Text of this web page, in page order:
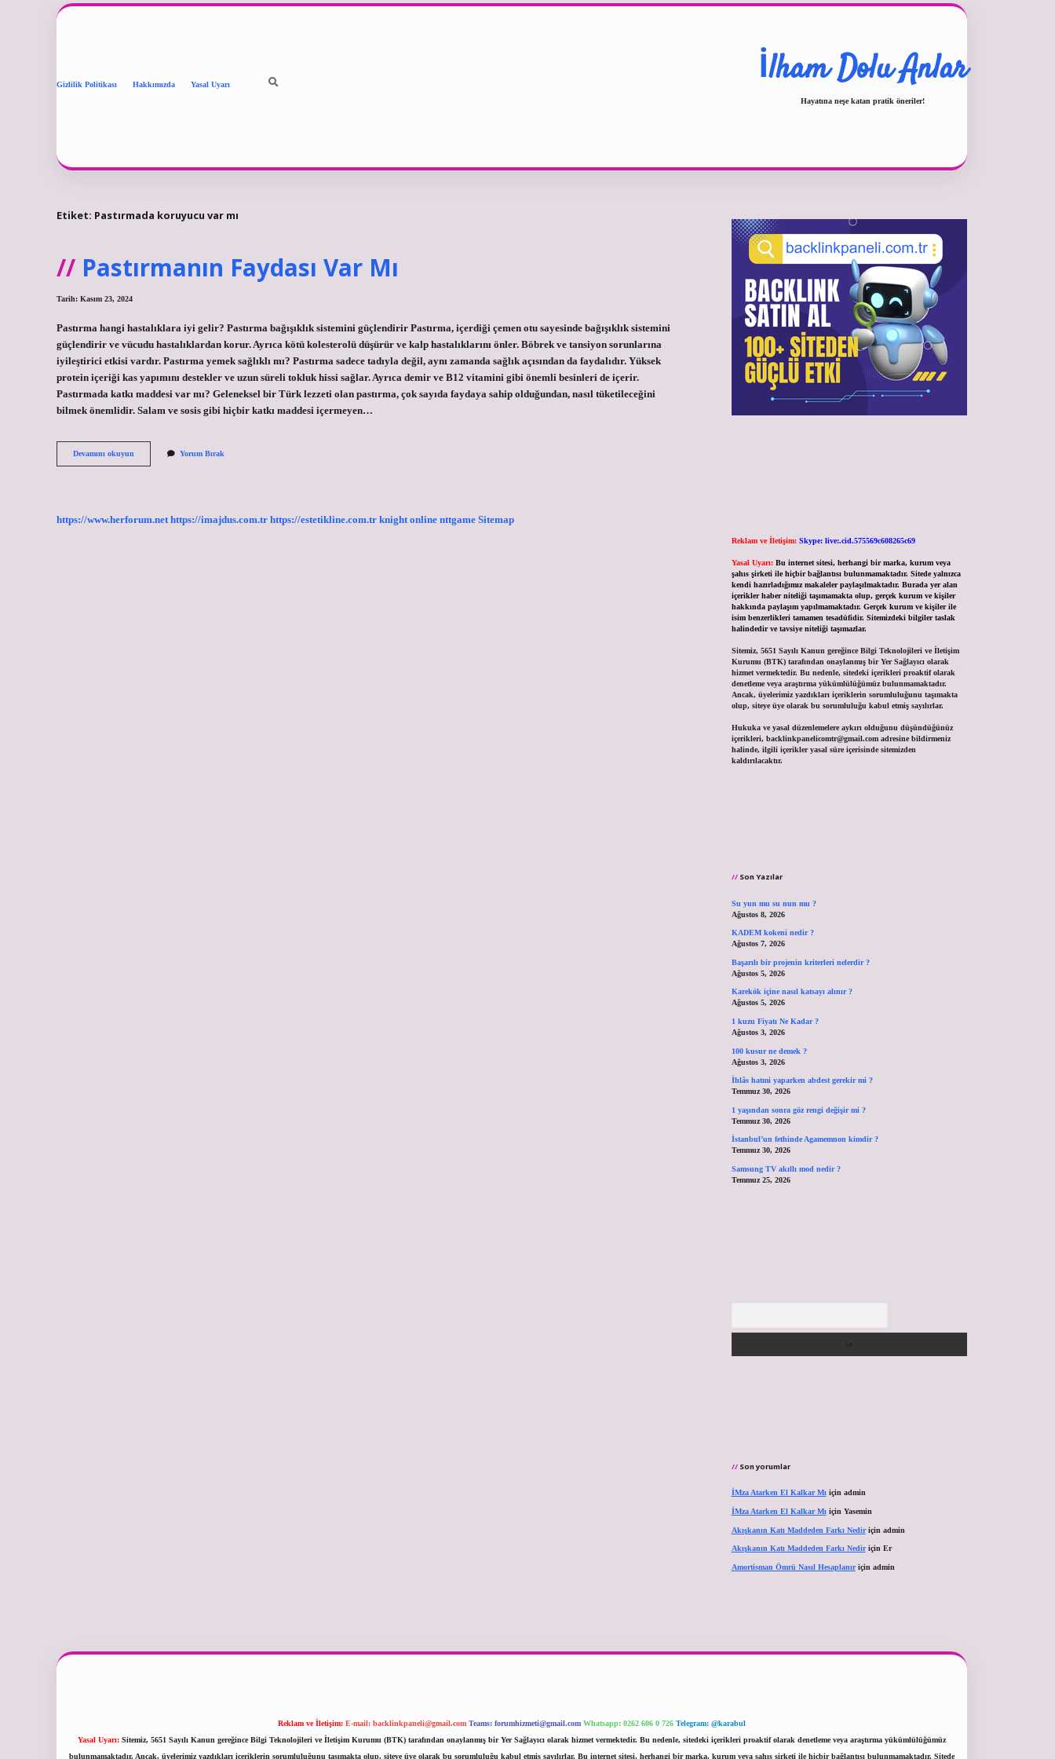
Gizlilik Politikası Hakkımızda Yasal Uyarı İlham Dolu Anlar
Hayatına neşe katan pratik öneriler!
Etiket: Pastırmada koruyucu var mı
Pastırmanın Faydası Var Mı
Tarih: Kasım 23, 2024
Pastırma hangi hastalıklara iyi gelir? Pastırma bağışıklık sistemini güçlendirir Pastırma, içerdiği çemen otu sayesinde bağışıklık sistemini
güçlendirir ve vücudu hastalıklardan korur. Ayrıca kötü kolesterolü düşürür ve kalp hastalıklarını önler. Böbrek ve tansiyon sorunlarına
iyileştirici etkisi vardır. Pastırma yemek sağlıklı mı? Pastırma sadece tadıyla değil, aynı zamanda sağlık açısından da faydalıdır. Yüksek
protein içeriği kas yapımını destekler ve uzun süreli tokluk hissi sağlar. Ayrıca demir ve B12 vitamini gibi önemli besinleri de içerir.
Pastırmada katkı maddesi var mı? Geleneksel bir Türk lezzeti olan pastırma, çok sayıda faydaya sahip olduğundan, nasıl tüketileceğini
bilmek önemlidir. Salam ve sosis gibi hiçbir katkı maddesi içermeyen…
Devamını okuyun Pastırmanın
Faydası
Yorum Bırak
https://www.herforum.net https://imajdus.com.tr https://estetikline.com.tr knight online nttgame Sitemap
Reklam ve İletişim: Skype: live:.cid.575569c608265c69
Yasal Uyarı: Bu internet sitesi, herhangi bir marka, kurum veya
şahıs şirketi ile hiçbir bağlantısı bulunmamaktadır. Sitede yalnızca
kendi hazırladığımız makaleler paylaşılmaktadır. Burada yer alan
içerikler haber niteliği taşımamakta olup, gerçek kurum ve kişiler
hakkında paylaşım yapılmamaktadır. Gerçek kurum ve kişiler ile
isim benzerlikleri tamamen tesadüfidir. Sitemizdeki bilgiler taslak
halindedir ve tavsiye niteliği taşımazlar.
Sitemiz, 5651 Sayılı Kanun gereğince Bilgi Teknolojileri ve İletişim
Kurumu (BTK) tarafından onaylanmış bir Yer Sağlayıcı olarak
hizmet vermektedir. Bu nedenle, sitedeki içerikleri proaktif olarak
denetleme veya araştırma yükümlülüğümüz bulunmamaktadır.
Ancak, üyelerimiz yazdıkları içeriklerin sorumluluğunu taşımakta
olup, siteye üye olarak bu sorumluluğu kabul etmiş sayılırlar.
Hukuka ve yasal düzenlemelere aykırı olduğunu düşündüğünüz
içerikleri, backlinkpanelicomtr@gmail.comadresine bildirmeniz
halinde, ilgili içerikler yasal süre içerisinde sitemizden
kaldırılacaktır.
Son Yazılar
Su yun mu su nun mu ?
Ağustos 8, 2026
KADEM kokeni nedir ?
Ağustos 7, 2026
Başarılı bir projenin kriterleri nelerdir ?
Ağustos 5, 2026
Karekök içine nasıl katsayı alınır ?
Ağustos 5, 2026
1 kuzu Fiyatı Ne Kadar ?
Ağustos 3, 2026
100 kusur ne demek ?
Ağustos 3, 2026
İhlâs hatmi yaparken abdest gerekir mi ?
Temmuz 30, 2026
1 yaşından sonra göz rengi değişir mi ?
Temmuz 30, 2026
İstanbul’un fethinde Agamemnon kimdir ?
Temmuz 30, 2026
Samsung TV akıllı mod nedir ?
Temmuz 25, 2026
Son yorumlar
İMza Atarken El Kalkar Mıiçin admin
İMza Atarken El Kalkar Mıiçin Yasemin
Akışkanın Katı Maddeden Farkı Nediriçin admin
Akışkanın Katı Maddeden Farkı Nediriçin Er
Amortisman Ömrü Nasıl Hesaplanıriçin admin
Reklam ve İletişim: E-mail: backlinkpaneli@gmail.com Teams: forumhizmeti@gmail.com Whatsapp: 0262 606 0 726 Telegram: @karabul
Yasal Uyarı: Sitemiz, 5651 Sayılı Kanun gereğince Bilgi Teknolojileri ve İletişim Kurumu (BTK) tarafından onaylanmış bir Yer Sağlayıcı olarak hizmet vermektedir. Bu nedenle, sitedeki içerikleri proaktif olarak denetleme veya araştırma yükümlülüğümüz
bulunmamaktadır. Ancak, üyelerimiz yazdıkları içeriklerin sorumluluğunu taşımakta olup, siteye üye olarak bu sorumluluğu kabul etmiş sayılırlar. Bu internet sitesi, herhangi bir marka, kurum veya şahıs şirketi ile hiçbir bağlantısı bulunmamaktadır. Sitede